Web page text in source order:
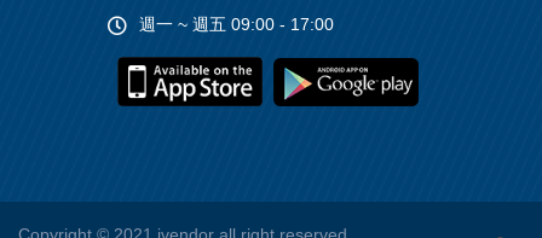
週一 ~ 週五 09:00 - 17:00